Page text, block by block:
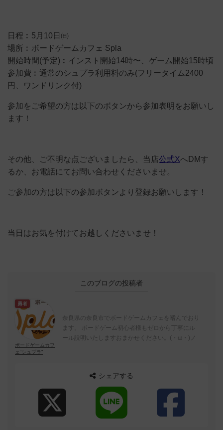
日程︰5月10日㈰
場所︰ボードゲームカフェ Spla
開始時間(予定)︰インスト開始14時〜、ゲーム開始15時頃
参加費︰通常のシュプラ利用料のみ(フリータイム2400
円、ワンドリンク付)
参加をご希望の方は以下のボタンから参加表明をお願いし
ます！
その他、ご不明な点ございましたら、当店公式XへDMす
るか、お電話にてお問い合わせくださいませ。
ご参加の方は以下の参加ボタンより登録お願いします！
当日はお気を付けてお越しくださいませ！
このブログの投稿者
勇者
ボードゲームカフ
ェ“シュプラ”
奈良県の奈良市でボードゲームカフェを嗜んでおり
ます。 ボードゲーム初心者様もゼロから丁寧にル
ール説明いたしますおまかせください。(・ω・)ノ
シェアする